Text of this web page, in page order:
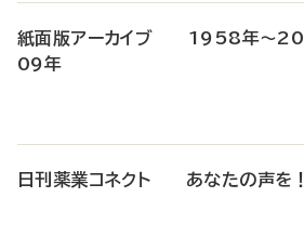
紙面版アーカイブ 1958年～20
09年
日刊薬業コネクト あなたの声を！